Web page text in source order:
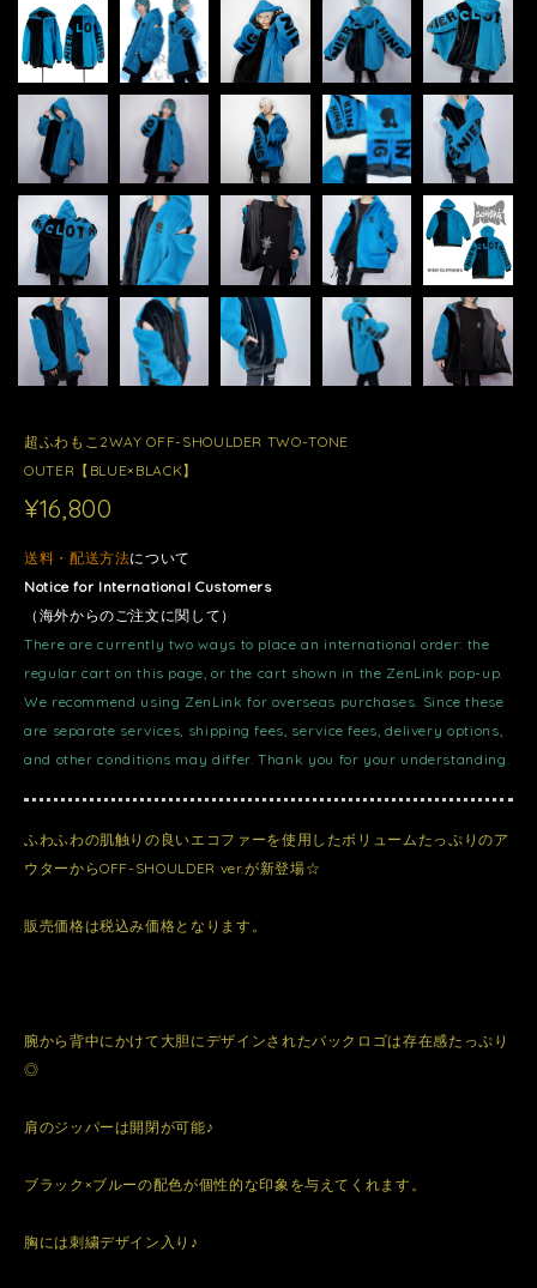
超ふわもこ2WAY OFF-SHOULDER TWO-TONE
OUTER【BLUE×BLACK】
¥16,800
送料・配送方法について
Notice for International Customers
（海外からのご注文に関して）
There are currently two ways to place an international order: the
regular cart on this page, or the cart shown in the ZenLink pop-up.
We recommend using ZenLink for overseas purchases. Since these
are separate services, shipping fees, service fees, delivery options,
and other conditions may differ. Thank you for your understanding.
ふわふわの肌触りの良いエコファーを使用したボリュームたっぷりのア
ウターからOFF-SHOULDER ver.が新登場☆
販売価格は税込み価格となります。
腕から背中にかけて大胆にデザインされたバックロゴは存在感たっぷり
◎
肩のジッパーは開閉が可能♪
ブラック×ブルーの配色が個性的な印象を与えてくれます。
胸には刺繍デザイン入り♪